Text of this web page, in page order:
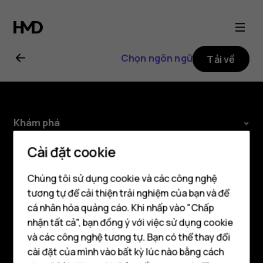
Hướng
dẫn
sử
dụng
Nokia
8.1
Điện thoại thông minh
Điện thoại phổ thông
Chọn ngôn ngữ Tải về
Khám phá
Giới thiệu
Planet and people
Hỗ trợ
FacebookInstagram
TiktokYoutubeLinkedinDiscord
Cài đặt cookie
Chúng tôi sử dụng cookie và các công nghệ
tương tự để cải thiện trải nghiệm của bạn và để
cá nhân hóa quảng cáo. Khi nhấp vào "Chấp
nhận tất cả", bạn đồng ý với việc sử dụng cookie
và các công nghệ tương tự. Bạn có thể thay đổi
cài đặt của mình vào bất kỳ lúc nào bằng cách